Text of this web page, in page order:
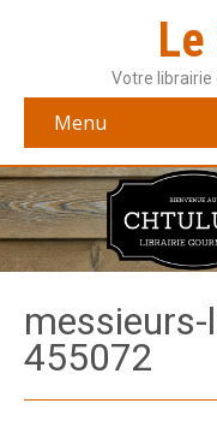
Votre librairie
Menu
455072